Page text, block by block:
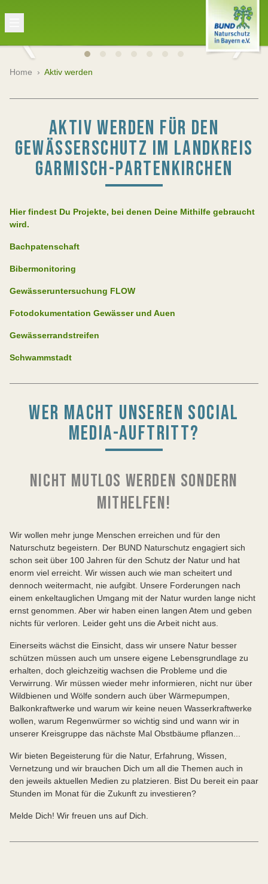
Home › Aktiv werden
AKTIV WERDEN FÜR DEN
GEWÄSSERSCHUTZ IM LANDKREIS
GARMISCH-PARTENKIRCHEN
Hier findest Du Projekte, bei denen Deine Mithilfe gebraucht
wird.
Bachpatenschaft
Bibermonitoring
Gewässeruntersuchung FLOW
Fotodokumentation Gewässer und Auen
Gewässerrandstreifen
Schwammstadt
WER MACHT UNSEREN SOCIAL
MEDIA-AUFTRITT?
NICHT MUTLOS WERDEN SONDERN
MITHELFEN!
Wir wollen mehr junge Menschen erreichen und für den
Naturschutz begeistern. Der BUND Naturschutz engagiert sich
schon seit über 100 Jahren für den Schutz der Natur und hat
enorm viel erreicht. Wir wissen auch wie man scheitert und
dennoch weitermacht, nie aufgibt. Unsere Forderungen nach
einem enkeltauglichen Umgang mit der Natur wurden lange nicht
ernst genommen. Aber wir haben einen langen Atem und geben
nichts für verloren. Leider geht uns die Arbeit nicht aus.
Einerseits wächst die Einsicht, dass wir unsere Natur besser
schützen müssen auch um unsere eigene Lebensgrundlage zu
erhalten, doch gleichzeitig wachsen die Probleme und die
Verwirrung. Wir müssen wieder mehr informieren, nicht nur über
Wildbienen und Wölfe sondern auch über Wärmepumpen,
Balkonkraftwerke und warum wir keine neuen Wasserkraftwerke
wollen, warum Regenwürmer so wichtig sind und wann wir in
unserer Kreisgruppe das nächste Mal Obstbäume pflanzen...
Wir bieten Begeisterung für die Natur, Erfahrung, Wissen,
Vernetzung und wir brauchen Dich um all die Themen auch in
den jeweils aktuellen Medien zu platzieren. Bist Du bereit ein paar
Stunden im Monat für die Zukunft zu investieren?
Melde Dich! Wir freuen uns auf Dich.